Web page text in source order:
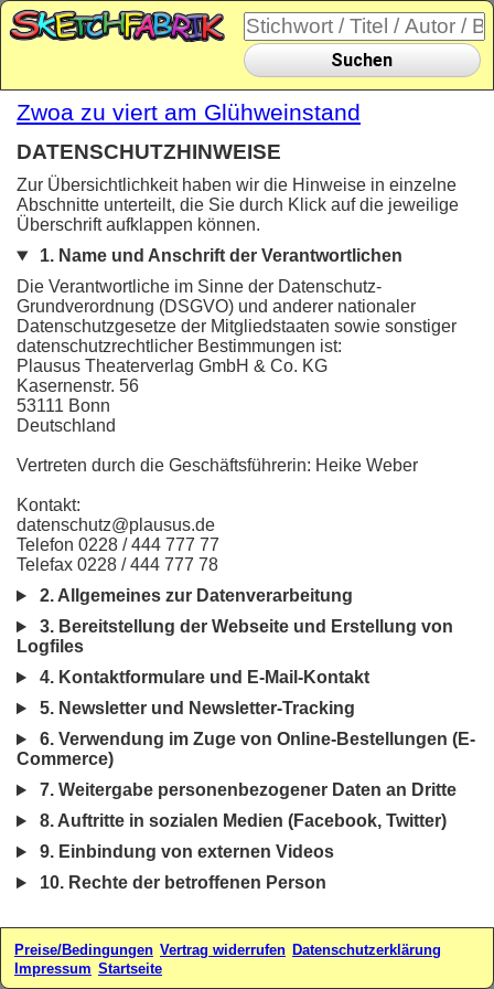
Suchen
Zwoa zu viert am Glühweinstand
DATENSCHUTZHINWEISE
Zur Übersichtlichkeit haben wir die Hinweise in einzelne
Abschnitte unterteilt, die Sie durch Klick auf die jeweilige
Überschrift aufklappen können.
1. Name und Anschrift der Verantwortlichen
Die Verantwortliche im Sinne der Datenschutz-
Grundverordnung (DSGVO) und anderer nationaler
Datenschutzgesetze der Mitgliedstaaten sowie sonstiger
datenschutzrechtlicher Bestimmungen ist:
Plausus Theaterverlag GmbH & Co. KG
Kasernenstr. 56
53111 Bonn
Deutschland
Vertreten durch die Geschäftsführerin: Heike Weber
Kontakt:
datenschutz@plausus.de
Telefon 0228 / 444 777 77
Telefax 0228 / 444 777 78
2. Allgemeines zur Datenverarbeitung
3. Bereitstellung der Webseite und Erstellung von
Logfiles
4. Kontaktformulare und E-Mail-Kontakt
5. Newsletter und Newsletter-Tracking
6. Verwendung im Zuge von Online-Bestellungen (E-
Commerce)
7. Weitergabe personenbezogener Daten an Dritte
8. Auftritte in sozialen Medien (Facebook, Twitter)
9. Einbindung von externen Videos
10. Rechte der betroffenen Person
Preise/Bedingungen Vertrag widerrufen Datenschutzerklärung
Impressum Startseite